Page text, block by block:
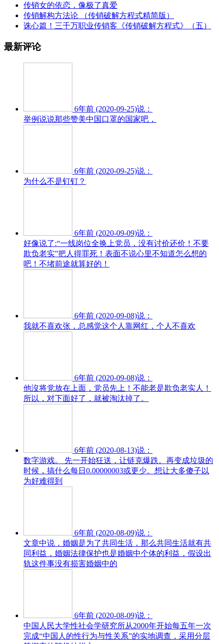
传销女的依恋，像极了真爱
传销解构方法论 （传销破解方程式精简版）
诛心篇！三千万职业传销客《传销破解方程式》（五）
最新评论
6年前 (2020-09-25)说：
举例说说那些赞美中国口罩的国家吧，
6年前 (2020-09-25)说：
为什么不是钉钉？
6年前 (2020-09-09)说：
好像说了:“一线岗位全换上党员，没有讨价还价！不要
欺负老实”把人得罪死！表面不说心里不知道怎么想的
吧！不堵前途就算好的！
6年前 (2020-09-08)说：
我就不喜欢张，总感觉这个人靠网红，个人不喜欢
6年前 (2020-09-08)说：
他沒将党放在上面，党员先上！不能老是欺负老实人！
所以，对下面好了，就被淘汰掉了。
6年前 (2020-08-13)说：
数字游戏。 先一开始狂送，让链克爆跌。再变成垃圾的
时候，搞什么每日0.00000003或更少。想让大多傻子以
为好难得到
6年前 (2020-08-09)说：
文章中说，婚姻是为了共同生活，那么共同生活就有共
同利益，婚姻法律保护也是婚姻中个体的利益，假设出
轨这件事没有损害婚姻中的
6年前 (2020-08-09)说：
中国人民大学性社会学研究所从2000年开始每五年一次
完成“中国人的性行为与性关系”的实地调查，采用分层